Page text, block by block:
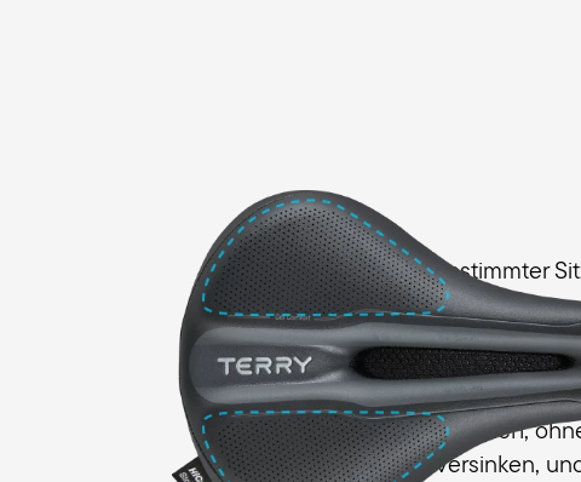
Komfortabel weich abgestimmter
Terry verwendet im Fisio Gel Men
spezielles Schaumpolster, um den
Sitzknochen gleichmäßig zu
Fahrsituation angenehm weich,
mittelbreiten Sattel zu versinken,